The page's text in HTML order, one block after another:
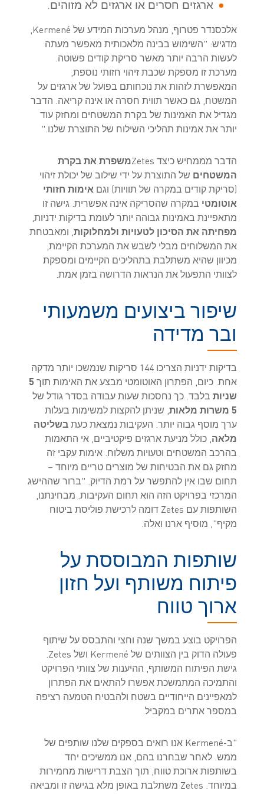
ארגזים חסרים או ארגזים לא מזוהים.
אלכסנדר פטרוף, מנהל מערכות המידע של Kermené,
מדגיש: "השימוש בבינה מלאכותית מאפשר מעתה
לעשות הרבה יותר מאשר סריקת קודים פשוטה.
מערכת זו מספקת שכבת זיהוי חזותי נוספת,
המאפשרת לזהות את נוכחותם בפועל של ארגזים על
המשטח, גם כאשר תווית חסרה או אינה קריאה. הדבר
מגדיל את האמינות של בקרת המשטחים ומחזק עוד
יותר את אמינות תהליכי השילוח של התוצרת שלנו."
הדבר מממחיש כיצד Zetes
משפרת את בקרת
המשטחים של התוצרת על ידי שילוב של יכולת זיהוי
(סריקת קודים במקרה של תוויות) וגם אימות חזותי
אוטומטי במקרה שהסריקה אינה אפשרית. גישה זו
מתאפיינת באמינות גבוהה יותר לעומת בדיקות ידניות,
מפחיתה את הסיכון לטעויות ולמחלוקות, ומאבטחת
את המשלוחים מבלי לשבש את המערכת הקיימת,
מכיוון שהיא משתלבת בתהליכים הקיימים ומספקת
לצוותי התפעול את הנראות הדרושה בזמן אמת.
שיפור ביצועים משמעותי
ובר מדידה
בדיקות ידניות הצריכו 144 סריקות שנמשכו יותר מדקה
אחת. כיום, הפתרון האוטומטי מבצע את האימות תוך 5
שניותבלבד. כך נחסכות שעות עבודה בסדר גודל של
5 משרות מלאות
, שניתן להקצות למשימות בעלות
ערך מוסף גבוה יותר. העקיבות נמצאת כעת בשליטה
מלאה, כולל מניעת ארגזים פיקטיביים, אי התאמות
בהרכב המשטחים וטעויות משלוח. אימות עקבי זה
מחזק גם את הבטיחות של מוצרים טריים מיוחד –
תחום שבו אין להתפשר על רמת הדיוק. "ברור שההישג
המרכזי בפרויקט הזה הוא תחום העקיבות. מבחינתנו,
השותפות עם Zetes דומה לרכישת פוליסת ביטוח
מקיף", מוסיף ארנו ואלה.
שותפות המבוססת על
פיתוח משותף ועל חזון
ארוך טווח
הפרויקט בוצע במשך שנה וחצי והתבסס על שיתוף
פעולה הדוק בין הצוותים של Kermené ושל Zetes.
גישת הפיתוח המשותף, ההיענות של צוותי הפרויקט
והתמיכה המתמשכת אפשרו להתאים את הפתרון
למאפיינים הייחודיים בשטח ולהבטיח הטמעה רציפה
במספר אתרים במקביל.
"ב-Kermené אנו רואים בספקים שלנו שותפים של
ממש. לאחר שבחרנו בהם, אנו ממשיכים יחד
בשותפות ארוכת טווח, תוך הצבת דרישות מחמירות
במיוחד. Zetes משתלבת באופן מלא בגישה זו ומביאה